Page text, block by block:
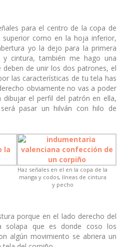
para el centro de la copa de
como en la hoja inferior,
yo la dejo para la primera
y cintura, también me hago una
deben de unir los dos patrones, el
las características de tu tela has
obviamente no vas a poder
dibujar el perfil del patrón en ella,
pasar un hilván con hilo de
Haz señales en el en la copa de la
manga y codos, líneas de cintura
y pecho
porque en el lado derecho del
solapa que es donde coso los
algún movimiento se abriera un